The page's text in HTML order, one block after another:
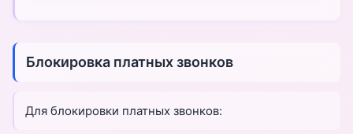
Блокировка платных звонков
Для блокировки платных звонков: